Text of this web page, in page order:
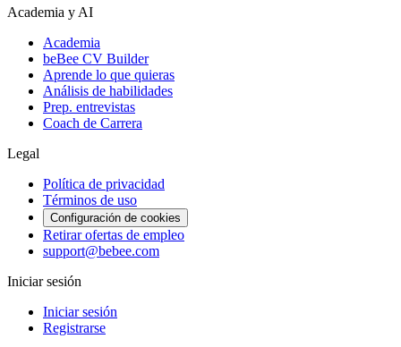
Academia y AI
Academia
beBee CV Builder
Aprende lo que quieras
Análisis de habilidades
Prep. entrevistas
Coach de Carrera
Legal
Política de privacidad
Términos de uso
Configuración de cookies
Retirar ofertas de empleo
support@bebee.com
Iniciar sesión
Iniciar sesión
Registrarse